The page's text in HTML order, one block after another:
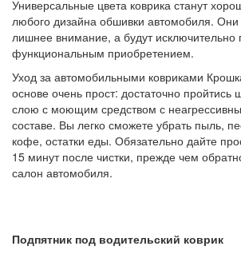
Универсальные цвета коврика станут
любого дизайна обшивки автомобиля. Они
лишнее внимание, а будут исключительно
функциональным приобретением.
Уход за автомобильными ковриками
основе очень прост: достаточно пройтись
слою с моющим средством с
составе. Вы легко сможете убрать пыль,
кофе, остатки еды. Обязательно дайте
15 минут после чистки, прежде чем
салон автомобиля.
Подпятник под водительский коврик